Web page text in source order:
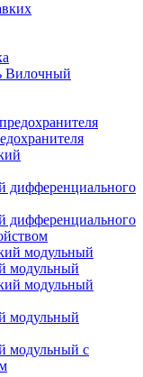
Вилочный
дифференциального
дифференциального
модульный
модульный
модульный с